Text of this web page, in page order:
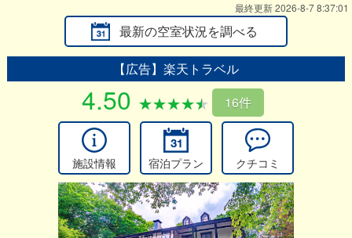
【広告】楽天トラベル
4.50 16件
施設情報 宿泊プラン クチコミ
最終更新 2026-8-7 8:37:01
最新の空室状況を調べる